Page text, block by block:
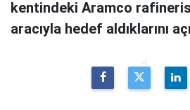
kentindeki Aramco
aracıyla hedef aldıklarını